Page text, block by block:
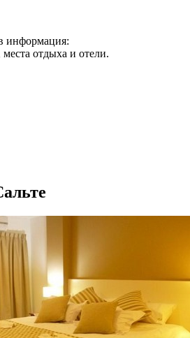
информация:
отдыха и отели.